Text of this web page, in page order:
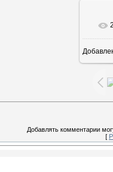
Добавлять комментарии
[